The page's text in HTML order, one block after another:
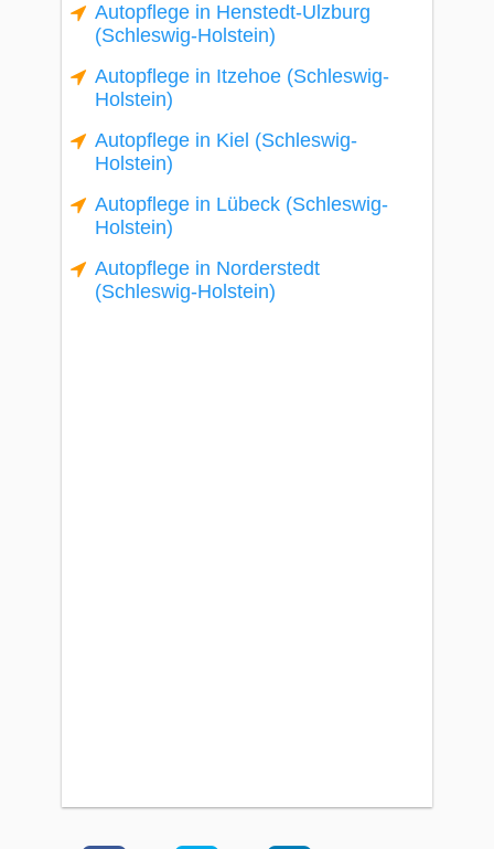
Autopflege in Henstedt-Ulzburg
(Schleswig-Holstein)
Autopflege in Itzehoe (Schleswig-
Holstein)
Autopflege in Kiel (Schleswig-
Holstein)
Autopflege in Lübeck (Schleswig-
Holstein)
Autopflege in Norderstedt
(Schleswig-Holstein)